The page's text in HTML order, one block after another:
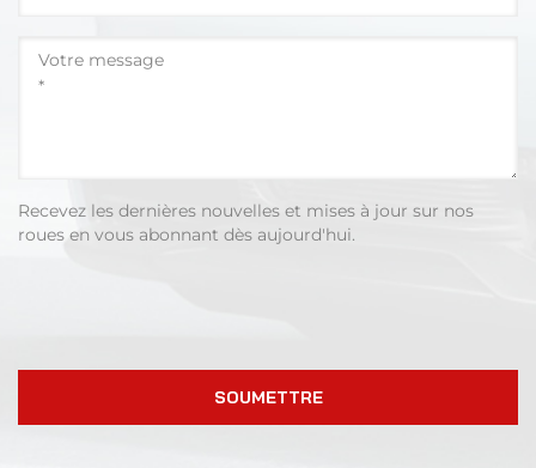
Recevez les dernières nouvelles et mises à jour sur nos
roues en vous abonnant dès aujourd'hui.
SOUMETTRE